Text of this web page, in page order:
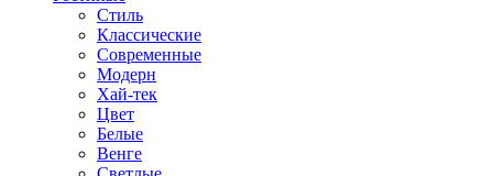
Стиль
Классические
Современные
Модерн
Хай-тек
Цвет
Белые
Венге